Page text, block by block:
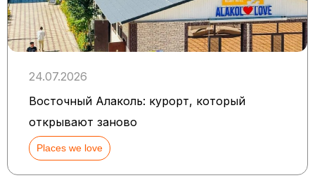
24.07.2026
Восточный Алаколь: курорт, который
открывают заново
Places we love